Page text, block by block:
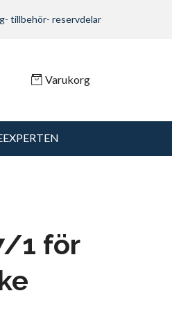
tillbehör- reservdelar
Varukorg
1 för